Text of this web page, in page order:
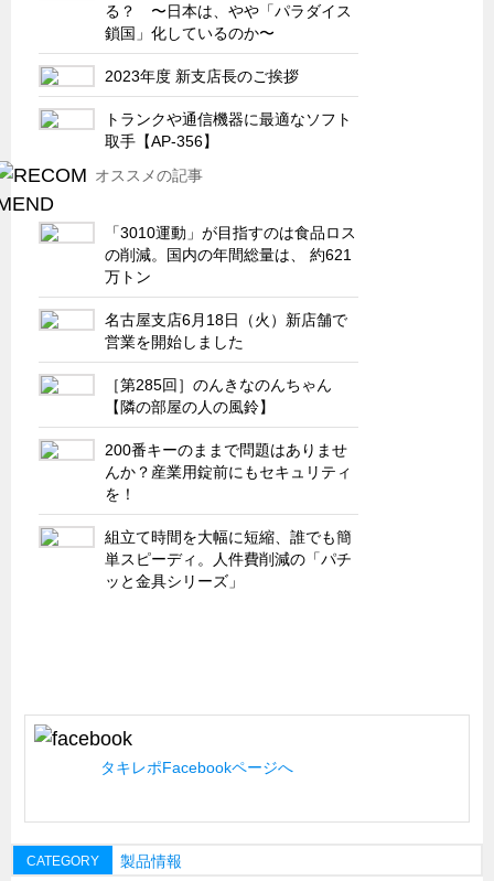
半導体製造装置関連
共同溝・無電柱化関連
サーバーラック・エンクロジャー
特装車・バス・トラック関連
フリーザー・フードマシナリー関連
自動販売機・自動改札機関連
鉄道車両・駅舎関連
CATEGORY 連載
営業、丸ごとフカボリ
新製品開発最前線
Before After
旬の野菜とタキゲン製品
PICK UP NEWS
ポンチ絵の基礎と描き方
瀧源点回帰
光る技術！未来へのモノづくり
ECOLOGY NEWS SCRAMBLE
る？ 〜日本は、やや「パラダイス
鎖国」化しているのか〜
2023年度 新支店長のご挨拶
トランクや通信機器に最適なソフト
取手【AP-356】
オススメの記事
「3010運動」が目指すのは食品ロス
の削減。国内の年間総量は、 約621
万トン
名古屋支店6月18日（火）新店舗で
営業を開始しました
［第285回］のんきなのんちゃん
【隣の部屋の人の風鈴】
200番キーのままで問題はありませ
んか？産業用錠前にもセキュリティ
を！
組立て時間を大幅に短縮、誰でも簡
単スピーディ。人件費削減の「パチ
ッと金具シリーズ」
タキレポFacebookページへ
CATEGORY 製品情報